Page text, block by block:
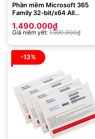
Phần mềm Microsoft 365
Family 32-bit/x64 All
điện tử
1.490.000₫
Giá niêm yết: 1.990.000₫
-13%